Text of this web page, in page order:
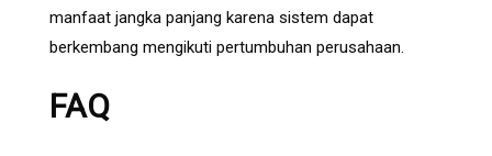
manfaat jangka panjang karena sistem dapat
berkembang mengikuti pertumbuhan perusahaan.
FAQ